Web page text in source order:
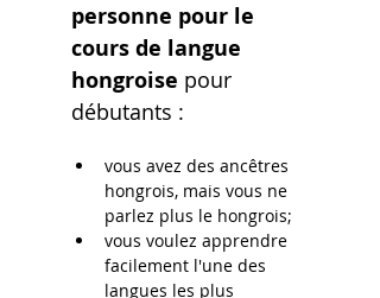
personne pour le
cours de langue
hongroise pour
débutants :
vous avez des ancêtres
hongrois, mais vous ne
parlez plus le hongrois;
vous voulez apprendre
facilement l'une des
langues les plus